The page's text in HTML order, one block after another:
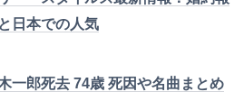
日本での人気
一郎死去 74歳 死因や名曲まとめ